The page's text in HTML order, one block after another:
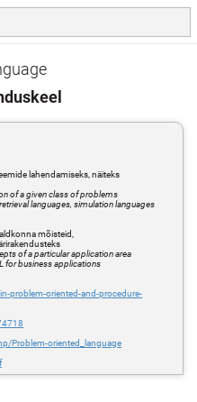
lahendamiseks, näiteks
of a given class of problems
languages, simulation languages
mõisteid,
of a particular application area
for business applications
problem-oriented-and-procedure-
Problem-oriented_language